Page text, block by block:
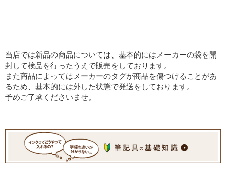
当店では新品の商品については、基本的にはメーカーの袋を開
封して検品を行ったうえで販売をしております。
また商品によってはメーカーのタグが商品を傷つけることがあ
るため、基本的には外した状態で発送をしております。
予めご了承くださいませ。